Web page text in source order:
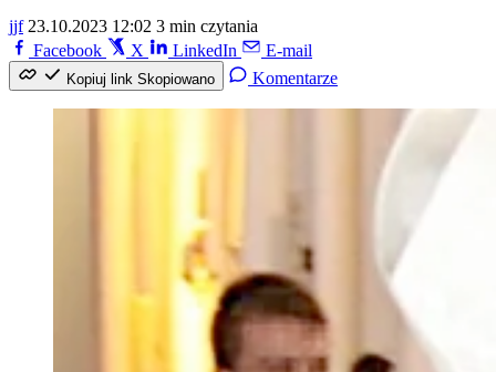
jjf 23.10.2023 12:02 3 min czytania
Facebook
X LinkedIn E-mail
Kopiuj link Skopiowano Komentarze